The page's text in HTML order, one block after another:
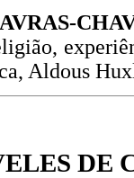
Aldous
DE